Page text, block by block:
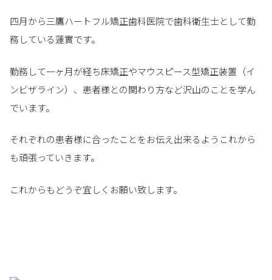
四月から三鷹ハートフル矯正歯科医院で歯科衛生士として勤
務している蓮實です。
勤務して一ヶ月が経ち床矯正やマウスピース型矯正装置（イ
ンビザライン）、患者様との関わり方など沢山のことを学ん
でいます。
それぞれの患者様に合ったことをお伝え出来るようこれから
も頑張っていきます。
これからもどうぞ宜しくお願い致します。